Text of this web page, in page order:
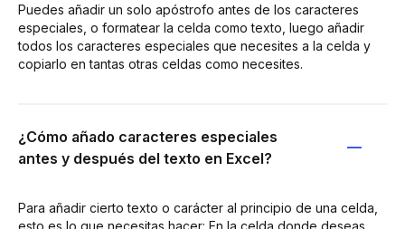
Puedes añadir un solo apóstrofo antes de los caracteres
especiales, o formatear la celda como texto, luego añadir
todos los caracteres especiales que necesites a la celda y
copiarlo en tantas otras celdas como necesites.
¿Cómo añado caracteres especiales
antes y después del texto en Excel?
Para añadir cierto texto o carácter al principio de una celda,
esto es lo que necesitas hacer: En la celda donde deseas